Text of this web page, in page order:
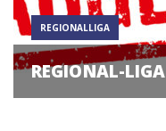
REGIONALLIGA
REGIONAL-LIGA